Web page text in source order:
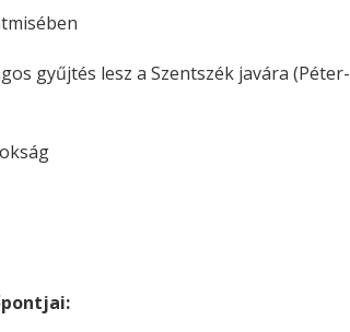
gyűjtés lesz a Szentszék javára (Péter-